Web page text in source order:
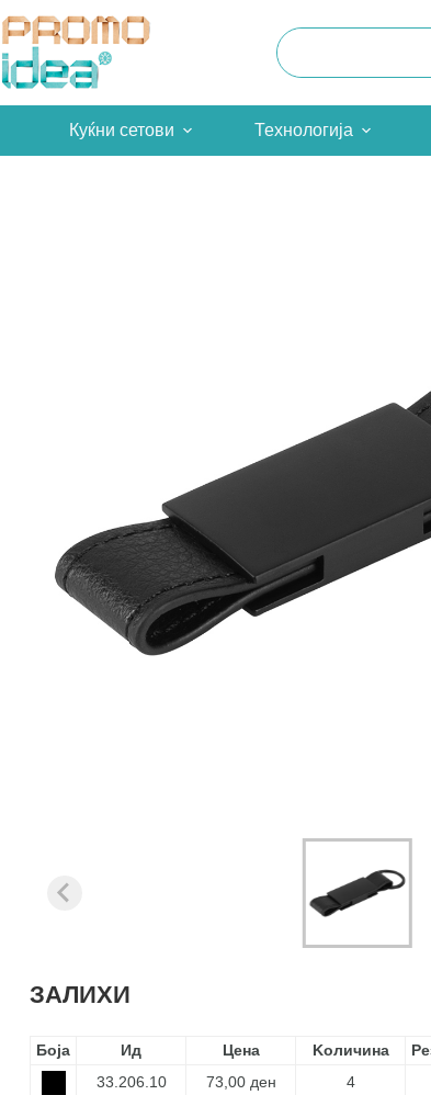
to
content
Куќни сетови Технологија
ЗАЛИХИ
Боја Ид Цена Kоличина
33.206.10
73,00 ден
4